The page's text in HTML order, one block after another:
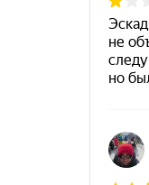
Часы работы